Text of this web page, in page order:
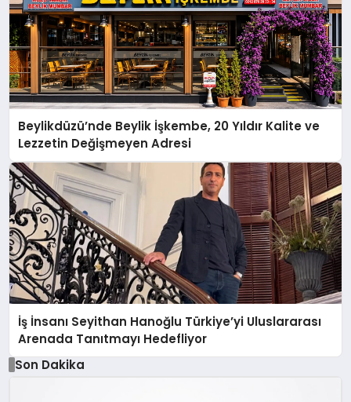
Beylikdüzü’nde Beylik İşkembe, 20 Yıldır Kalite ve
Lezzetin Değişmeyen Adresi
İş İnsanı Seyithan Hanoğlu Türkiye’yi Uluslararası
Arenada Tanıtmayı Hedefliyor
Son Dakika